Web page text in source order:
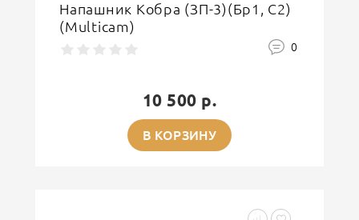
Напашник Кобра (ЗП-3)(Бр1, С2)
(Multicam)
0
10 500 р.
В КОРЗИНУ